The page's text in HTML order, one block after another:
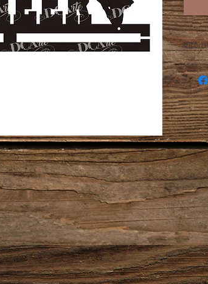
En
Los
Una
El